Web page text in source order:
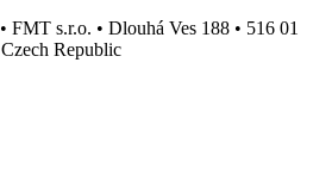
s.r.o. • Dlouhá Ves 188 • 516 01
Republic